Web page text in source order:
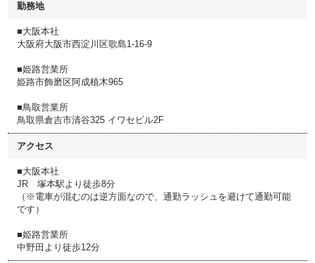
勤務地
■大阪本社
大阪府大阪市西淀川区歌島1-16-9
■姫路営業所
姫路市飾磨区阿成植木965
■鳥取営業所
鳥取県倉吉市清谷325 イワセビル2F
アクセス
■大阪本社
JR 塚本駅より徒歩8分
（※電車が混むのは逆方面なので、通勤ラッシュを避けて通勤可能
です）
■姫路営業所
中野田より徒歩12分